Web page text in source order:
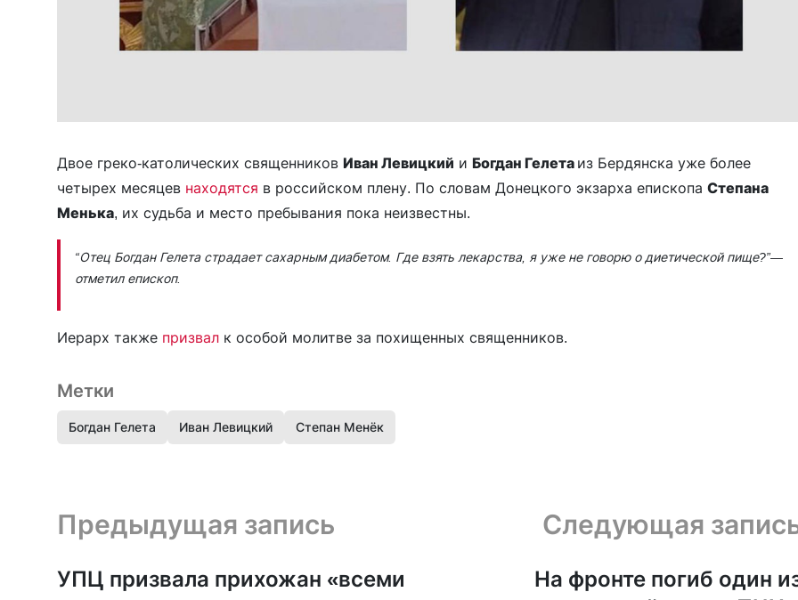
Двое греко-католических священников Иван Левицкий и Богдан Гелета из Бердянска уже более
четырех месяцев находятся в российском плену. По словам Донецкого экзарха епископа Степана
Менька, их судьба и место пребывания пока неизвестны.
“Отец Богдан Гелета страдает сахарным диабетом. Где взять лекарства, я уже не говорю о диетической пище?”—
отметил епископ.
Иерарх также призвал к особой молитве за похищенных священников.
Метки
Богдан Гелета Иван Левицкий Степан Менёк
Предыдущая запись и следующая запись
Предыдущая запись
УПЦ призвала прихожан «всеми
Следующая
На фронте погиб один